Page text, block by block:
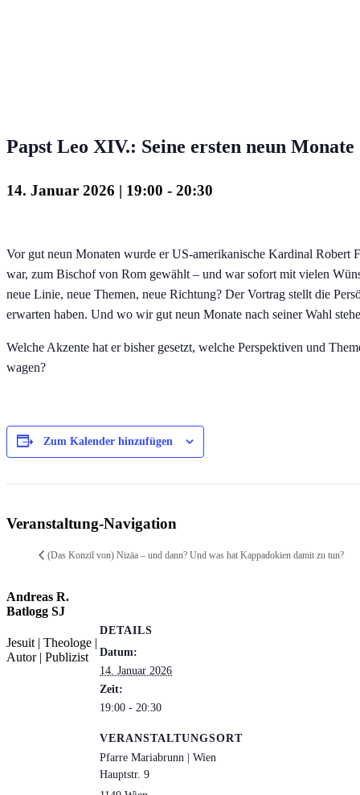
Papst Leo XIV.: Seine ersten neun Monate
14. Januar 2026 | 19:00 - 20:30
Vor gut neun Monaten wurde er US-amerikanische Kardinal Robert
war, zum Bischof von Rom gewählt – und war sofort mit vielen
neue Linie, neue Themen, neue Richtung? Der Vortrag stellt die
erwarten haben. Und wo wir gut neun Monate nach seiner Wahl
Welche Akzente hat er bisher gesetzt, welche Perspektiven und
wagen?
Zum Kalender hinzufügen
Veranstaltung-Navigation
(Das Konzil von) Nizäa – und dann? Und was hat Kappadokien damit zu tun?
DETAILS
Datum:
14. Januar 2026
Zeit:
19:00 - 20:30
VERANSTALTUNGSORT
Pfarre Mariabrunn | Wien
Hauptstr. 9
Andreas R.
Batlogg SJ
Jesuit | Theologe |
Autor | Publizist